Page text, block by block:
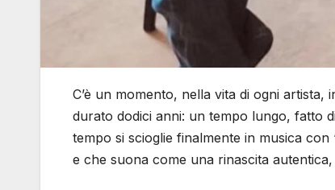
C’è un momento, nella vita di ogni
durato dodici anni: un tempo lungo, fatto
tempo si scioglie finalmente in musica
e che suona come una rinascita